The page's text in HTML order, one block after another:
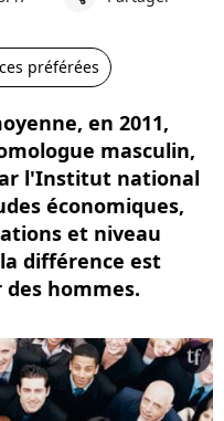
préférées
en 2011,
masculin,
l'Institut national
économiques,
et niveau
différence est
des hommes.